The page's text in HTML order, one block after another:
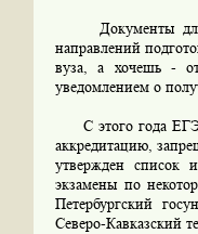
Документы для
направлений
вуза, а хочешь -
уведомлением о
С этого года ЕГЭ
аккредитацию,
утвержден список
экзамены по
Петербургский
Северо-Кавказский